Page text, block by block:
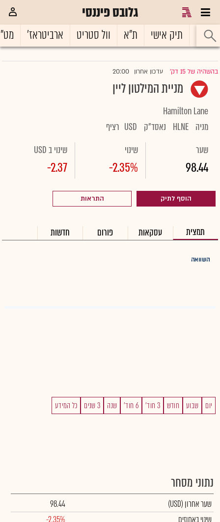
גלובס פיננסי
ראשי תיק אישי ת"א וול סטריט ארביטראז'
בהשהיה של 15 דק' |עדכון אחרון 20:00
מניית המילטון ליין
Hamilton Lane
מניה HLNE נאסד"ק USD רציף
שער
98.44
שינוי
-2.35%
שינוי ב USD
-2.37
הוסף לתיק התראות
תמצית עסקאות פורום חדשות
השוואה
יום שבוע חודש 3 חוד' 6 חוד' שנה 3 שנים כל המידע
נתוני מסחר
שער אחרון (USD)
98.44